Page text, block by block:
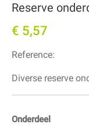
Reserve
€ 5,57
Reference:
Diverse reserve
Onderdeel